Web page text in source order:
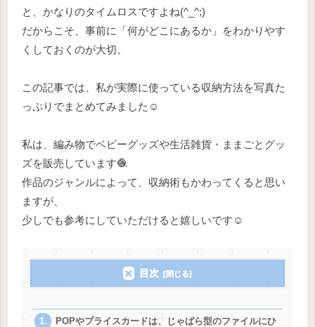
と、かなりのタイムロスですよね(^_^;)
だからこそ、事前に「何がどこにあるか」をわかりやす
くしておくのが大切。
この記事では、私が実際に使っている収納方法を写真た
っぷりでまとめてみました☺️
私は、編み物でベビーグッズや生活雑貨・ままごとグッ
ズを販売しています🧶
作品のジャンルによって、収納術もかわってくると思い
ますが、
少しでも参考にしていただけると嬉しいです☺️
目次
POPやプライスカードは、じゃばら型のファイルにひ